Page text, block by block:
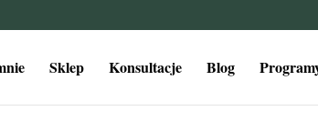
Sklep Konsultacje Blog